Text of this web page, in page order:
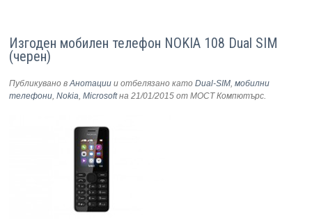
Изгоден мобилен телефон NOKIA 108 Dual SIM
(черен)
Публикувано вАнотации и отбелязано катоDual-SIM,мобилни
телефони,Nokia,Microsoftна 21/01/2015 от МОСТ Компютърс.